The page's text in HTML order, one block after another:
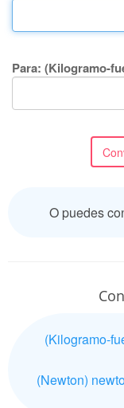
Para: (Kilogramo-
O puedes
(Kilogramo-
(Newton)